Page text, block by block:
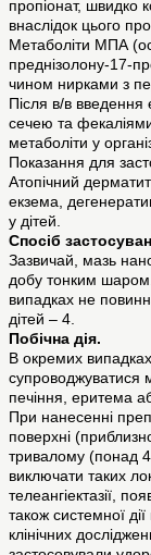
пропіонат, швидко
внаслідок цього
Метаболіти МПА
преднізолону-17-
чином нирками з
Після в/в введення
сечею та
метаболіти у
Показання для
Атопічний
екзема,
у дітей.
Спосіб
Зазвичай, мазь
добу тонким шаром.
випадках не
дітей – 4.
Побічна дія.
В окремих
супроводжуватися
печіння, еритема
При нанесенні
поверхні
тривалому (понад 4
виключати таких
телеангіектазії,
також системної дії
клінічних